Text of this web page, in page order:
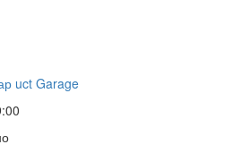
uct Garage